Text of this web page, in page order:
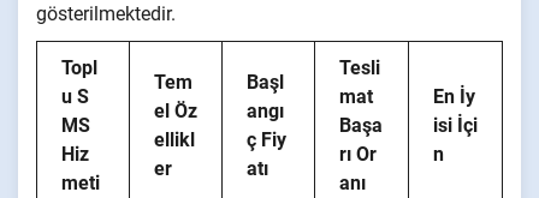
gösterilmektedir.
Topl
u S
MS
Hiz
meti
Tem
el Öz
ellikl
er
Başl
angı
ç Fiy
atı
Tesli
mat
Başa
rı Or
anı
En İy
isi İçi
n